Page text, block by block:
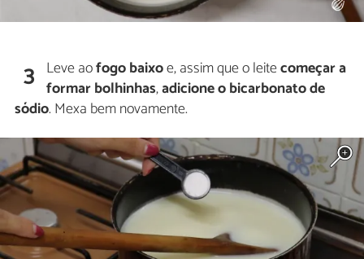
3 Leve aofogo baixoe, assim que o leitecomeçar a
formar bolhinhas,adicione o bicarbonato de
sódio. Mexa bem novamente.